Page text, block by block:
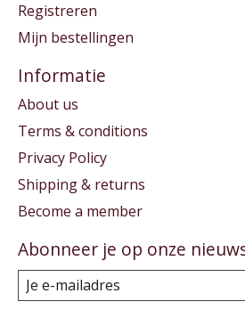
Registreren
Mijn bestellingen
Informatie
About us
Terms & conditions
Privacy Policy
Shipping & returns
Become a member
Abonneer je op onze